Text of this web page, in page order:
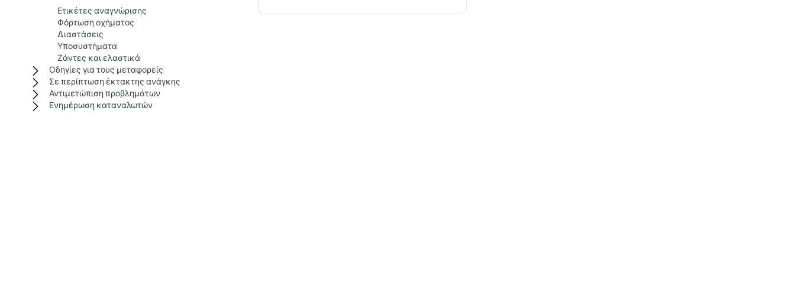
Ετικέτες αναγνώρισης
Φόρτωση οχήματος
Διαστάσεις
Υποσυστήματα
Ζάντες και ελαστικά
Οδηγίες για τους μεταφορείς
Σε περίπτωση έκτακτης ανάγκης
Αντιμετώπιση προβλημάτων
Ενημέρωση καταναλωτών